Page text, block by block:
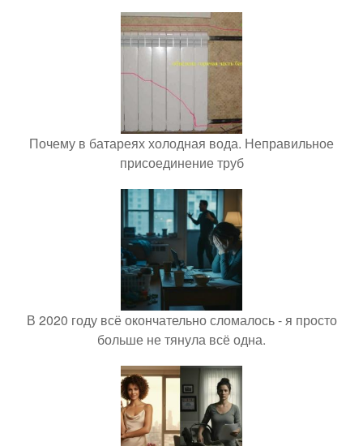
Почему в батареях холодная вода. Неправильное
присоединение труб
В 2020 году всё окончательно сломалось - я просто
больше не тянула всё одна.